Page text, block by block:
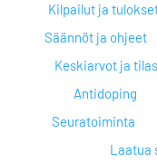
Kilpailut ja
Säännöt ja ohjeet
Keskiarvot ja
Antidoping
Seuratoiminta
Laatua